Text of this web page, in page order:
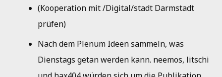
(Kooperation mit /Digital/stadt Darmstadt
prüfen)
Nach dem Plenum Ideen sammeln, was
Dienstags getan werden kann. neemos, litschi